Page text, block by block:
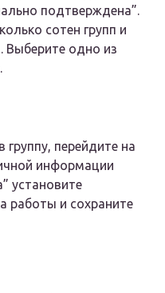
подтверждена”.
сотен групп и
Выберите одно из
группу, перейдите на
информации
установите
работы и сохраните